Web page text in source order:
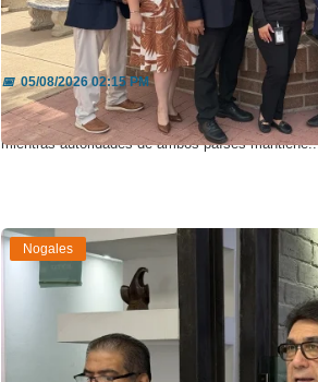
Refuerzan apoyo
📅05/08/2026 02:15 PM
El Condado Santa Cruz anunció que continuará
mientras autoridades de ambos países
Nogales